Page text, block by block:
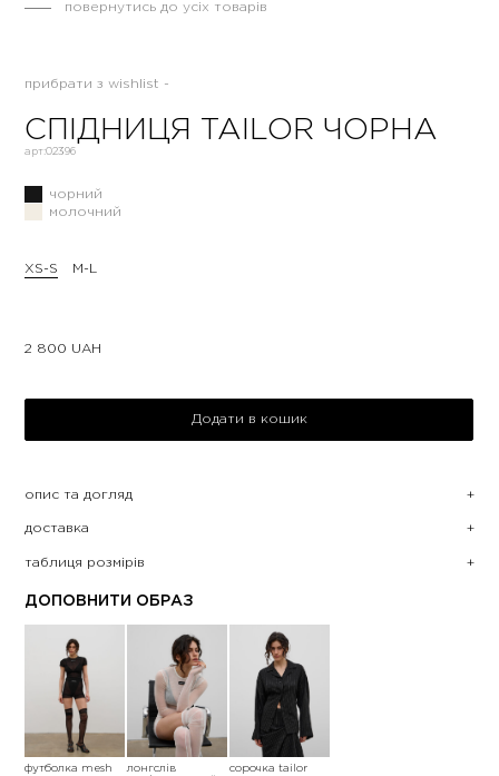
повернутись до усіх товарів
прибрати з wishlist -
СПІДНИЦЯ TAILOR ЧОРНА
арт:02396
чорний
молочний
XS-S M-L
2 800 UAH
Додати в кошик
опис та догляд
доставка
таблиця розмірів
ДОПОВНИТИ ОБРАЗ
футболка mesh
лонгслів
сорочка tailor